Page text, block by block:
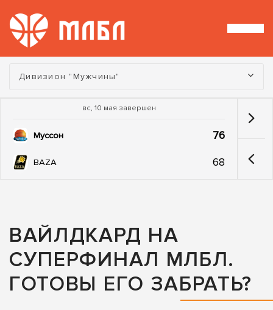
Турнир:
Дивизион "Мужчины"
вс, 10 мая завершен
Муссон 76
BAZA 68
ВАЙЛДКАРД НА
СУПЕРФИНАЛ МЛБЛ.
ГОТОВЫ ЕГО ЗАБРАТЬ?